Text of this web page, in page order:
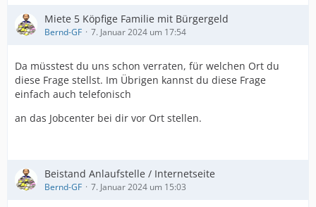
Miete 5 Köpfige Familie mit Bürgergeld
Bernd-GF 7. Januar 2024 um 17:54
Da müsstest du uns schon verraten, für welchen Ort du
diese Frage stellst. Im Übrigen kannst du diese Frage
einfach auch telefonisch
an das Jobcenter bei dir vor Ort stellen.
Beistand Anlaufstelle / Internetseite
Bernd-GF 7. Januar 2024 um 15:03